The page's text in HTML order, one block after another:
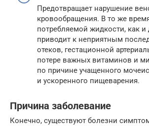
Предотвращает нарушение
кровообращения. В то же
потребляемой жидкости, как и
приводит к неприятным
отеков, гестационной
потере важных витаминов и
по причине учащенного
и ускоренного пищеварения.
Причина заболевание
Конечно, существуют болезни